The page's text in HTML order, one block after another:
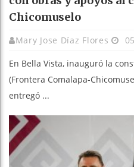
Chicomuselo
Mary Jose Díaz Flores
En Bella Vista, inauguró la
(Frontera Comalapa-
entregó ...